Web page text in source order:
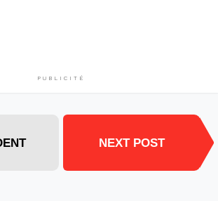
PUBLICITÉ
NEXT POST